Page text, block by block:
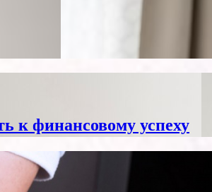
к финансовому успеху